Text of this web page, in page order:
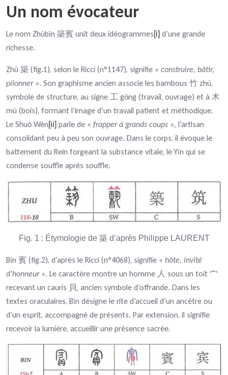
Un nom évocateur
Le nom Zhùbīn 築賓 unit deux idéogrammes[i] d’une grande
richesse.
Zhù 築 (fig.1), selon le Ricci (n°1147), signifie « construire, bâtir,
pilonner ». Son graphisme ancien associe les bambous 竹 zhú,
symbole de structure, au signe 工 gōng (travail, ouvrage) et à 木
mù (bois), formant l’image d’un travail patient et méthodique.
Le Shuō Wén[ii] parle de « frapper à grands coups », l’artisan
consolidant peu à peu son ouvrage. Dans le corps, il évoque le
battement du Rein forgeant la substance vitale, le Yīn qui se
condense souffle après souffle.
Fig. 1 : Étymologie de 築 d’après Philippe LAURENT
Bīn 賓 (fig.2), d’après le Ricci (n°4068), signifie « hôte, invité
d’honneur ». Le caractère montre un homme 人 sous un toit 宀
recevant un cauris 貝, ancien symbole d’offrande. Dans les
textes oraculaires, Bīn désigne le rite d’accueil d’un ancêtre ou
d’un esprit, accompagné de présents. Par extension, il signifie
recevoir la lumière, accueillir une présence sacrée.